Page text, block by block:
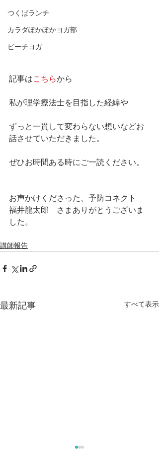
つくばランチ
カラダぽかぽかヨガ部
ビーチヨガ
記事はこちらから
私が理学療法士を目指した経緯や
ずっと一貫して変わらない想いなどお
話させていただきました。
ぜひお時間ある時にご一読ください。
お声かけくださった、予防コネクト
福井龍太郎　さまありがとうございま
した。
講師報告
最新記事 すべて表示